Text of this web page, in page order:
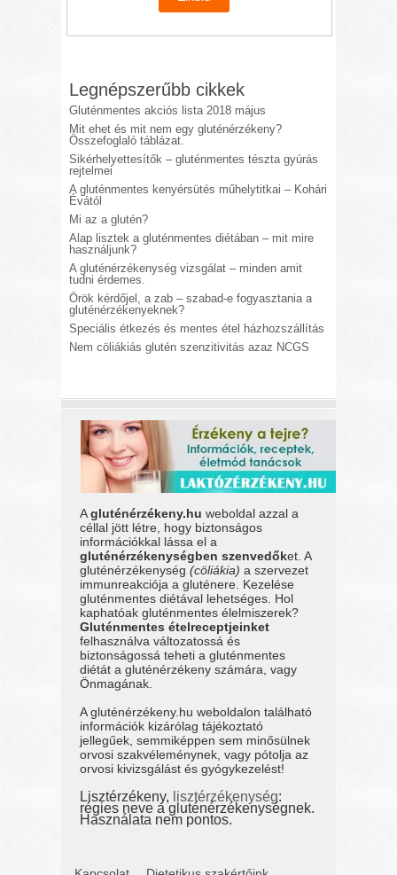
Legnépszerűbb cikkek
Gluténmentes akciós lista 2018 május
Mit ehet és mit nem egy gluténérzékeny?
Összefoglaló táblázat.
Sikérhelyettesítők – gluténmentes tészta gyúrás
rejtelmei
A gluténmentes kenyérsütés műhelytitkai – Kohári
Évától
Mi az a glutén?
Alap lisztek a gluténmentes diétában – mit mire
használjunk?
A gluténérzékenység vizsgálat – minden amit
tudni érdemes.
Örök kérdőjel, a zab – szabad-e fogyasztania a
gluténérzékenyeknek?
Speciális étkezés és mentes étel házhozszállítás
Nem cöliákiás glutén szenzitivitás azaz NCGS
Agluténérzékeny.hu weboldal azzal a
céllal jött létre, hogy biztonságos
információkkal lássa el a
gluténérzékenységben szenvedőket. A
gluténérzékenység(cöliákia) a szervezet
immunreakciója a gluténere. Kezelése
gluténmentes diétával lehetséges. Hol
kaphatóak gluténmentes élelmiszerek?
Gluténmentes ételreceptjeinket
felhasználva változatossá és
biztonságossá teheti a gluténmentes
diétát a gluténérzékeny számára, vagy
Önmagának.
A gluténérzékeny.hu weboldalon található
információk kizárólag tájékoztató
jellegűek, semmiképpen sem minősülnek
orvosi szakvéleménynek, vagy pótolja az
orvosi kivizsgálást és gyógykezelést!
Lisztérzékeny, lisztérzékenység:
régies neve a gluténérzékenységnek.
Használata nem pontos.